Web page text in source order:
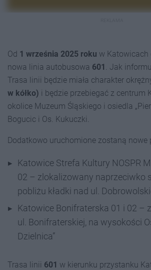
Od 1 września 2025 roku w Katowicach
nowa linia autobusowa 601
. Jak
Trasa linii będzie miała charakter
w kółko) i będzie przebiegać z centrum
okolice Muzeum Śląskiego i osiedla
Bogucic i Os. Kukuczki.
Dodatkowo uruchomione zostaną nowe
Katowice Strefa Kultury NOSPR
02 – zlokalizowany naprzeciwko
pobliżu kładki nad ul.
Katowice Bonifraterska 01 i 02 –
ul. Bonifraterskiej, na wysokości
Dzielnica”
Trasa linii 601 w kierunku przystanku